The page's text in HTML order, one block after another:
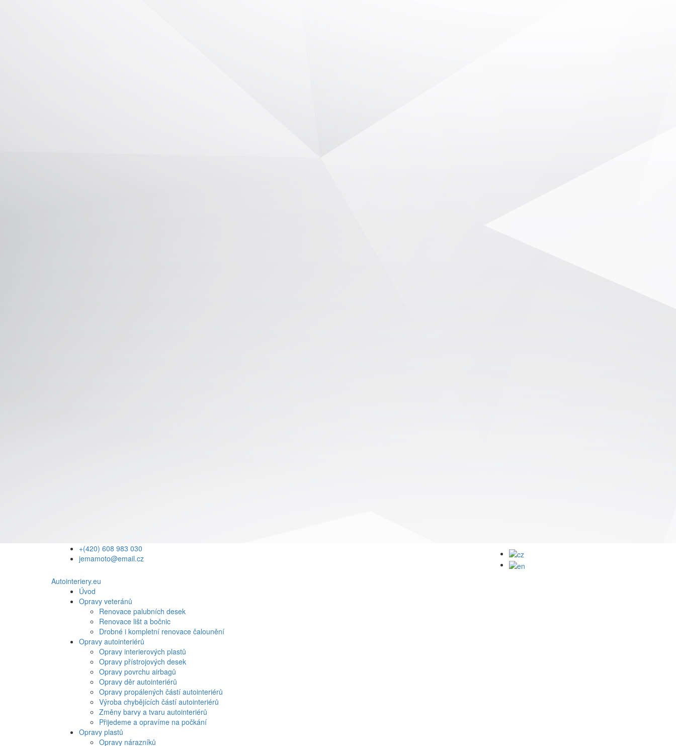
+(420) 608 983 030
jemamoto@email.cz
Autointeriery.eu
Úvod
Opravy veteránů
Renovace palubních desek
Renovace lišt a bočnic
Drobné i kompletní renovace čalounění
Opravy autointeriérů
Opravy interierových plastů
Opravy přístrojových desek
Opravy povrchu airbagů
Opravy děr autointeriérů
Opravy propálených částí autointeriérů
Výroba chybějících částí autointeriérů
Změny barvy a tvaru autointeriérů
Přijedeme a opravíme na počkání
Opravy plastů
Opravy nárazníků